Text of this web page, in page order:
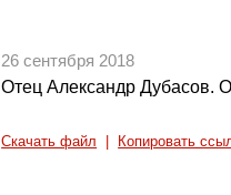
26 сентября 2018
Отец Александр Дубасов.
Скачать файл Копировать